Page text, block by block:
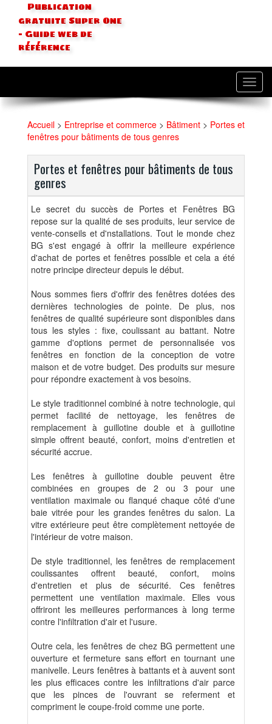
Publication
gratuite Super One
- Guide web de
référence
Accueil > Entreprise et commerce > Bâtiment > Portes et
fenêtres pour bâtiments de tous genres
Portes et fenêtres pour bâtiments de tous
genres
Le secret du succès de Portes et Fenêtres BG
repose sur la qualité de ses produits, leur service de
vente-conseils et d'nstallations. Tout le monde chez
BG s'est engagé à offrir la meilleure expérience
d'achat de portes et fenêtres possible et cela a été
notre principe directeur depuis le début.
Nous sommes fiers d'offrir des fenêtres dotées des
dernières technologies de pointe. De plus, nos
fenêtres de qualité supérieure sont disponibles dans
tous les styles : fixe, coulissant au battant. Notre
gamme d'options permet de personnalisée vos
fenêtres en fonction de la conception de votre
maison et de votre budget. Des produits sur mesure
pour répondre exactement à vos besoins.
Le style traditionnel combiné à notre technologie, qui
permet facilité de nettoyage, les fenêtres de
remplacement à guillotine double et à guillotine
simple offrent beauté, confort, moins d'entretien et
sécurité accrue.
Les fenêtres à guillotine double peuvent être
combinées en groupes de 2 ou 3 pour une
ventilation maximale ou flanqué chaque côté d'une
baie vitrée pour les grandes fenêtres du salon. La
vitre extérieure peut être complètement nettoyée de
l'intérieur de votre maison.
De style traditionnel, les fenêtres de remplacement
coulissantes offrent beauté, confort, moins
d'entretien et plus de sécurité. Ces fenêtres
permettent une ventilation maximale. Elles vous
offriront les meilleures performances à long terme
contre l'infiltration d'air et l'usure.
Outre cela, les fenêtres de chez BG permettent une
ouverture et fermeture sans effort en tournant une
manivelle. Leurs fenêtres à battants et à auvent sont
les plus efficaces contre les infiltrations d'air parce
que les pinces de l'ouvrant se referment et
compriment le coupe-froid comme une porte.